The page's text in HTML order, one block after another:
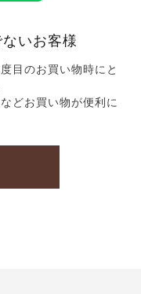
いお客様
目のお買い物時にと
どお買い物が便利に